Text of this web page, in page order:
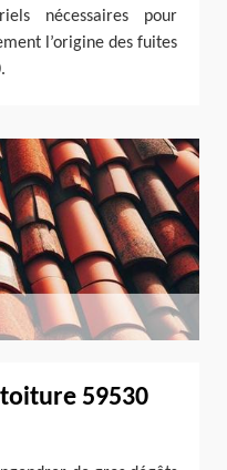
nécessaires pour
l’origine des fuites
59530